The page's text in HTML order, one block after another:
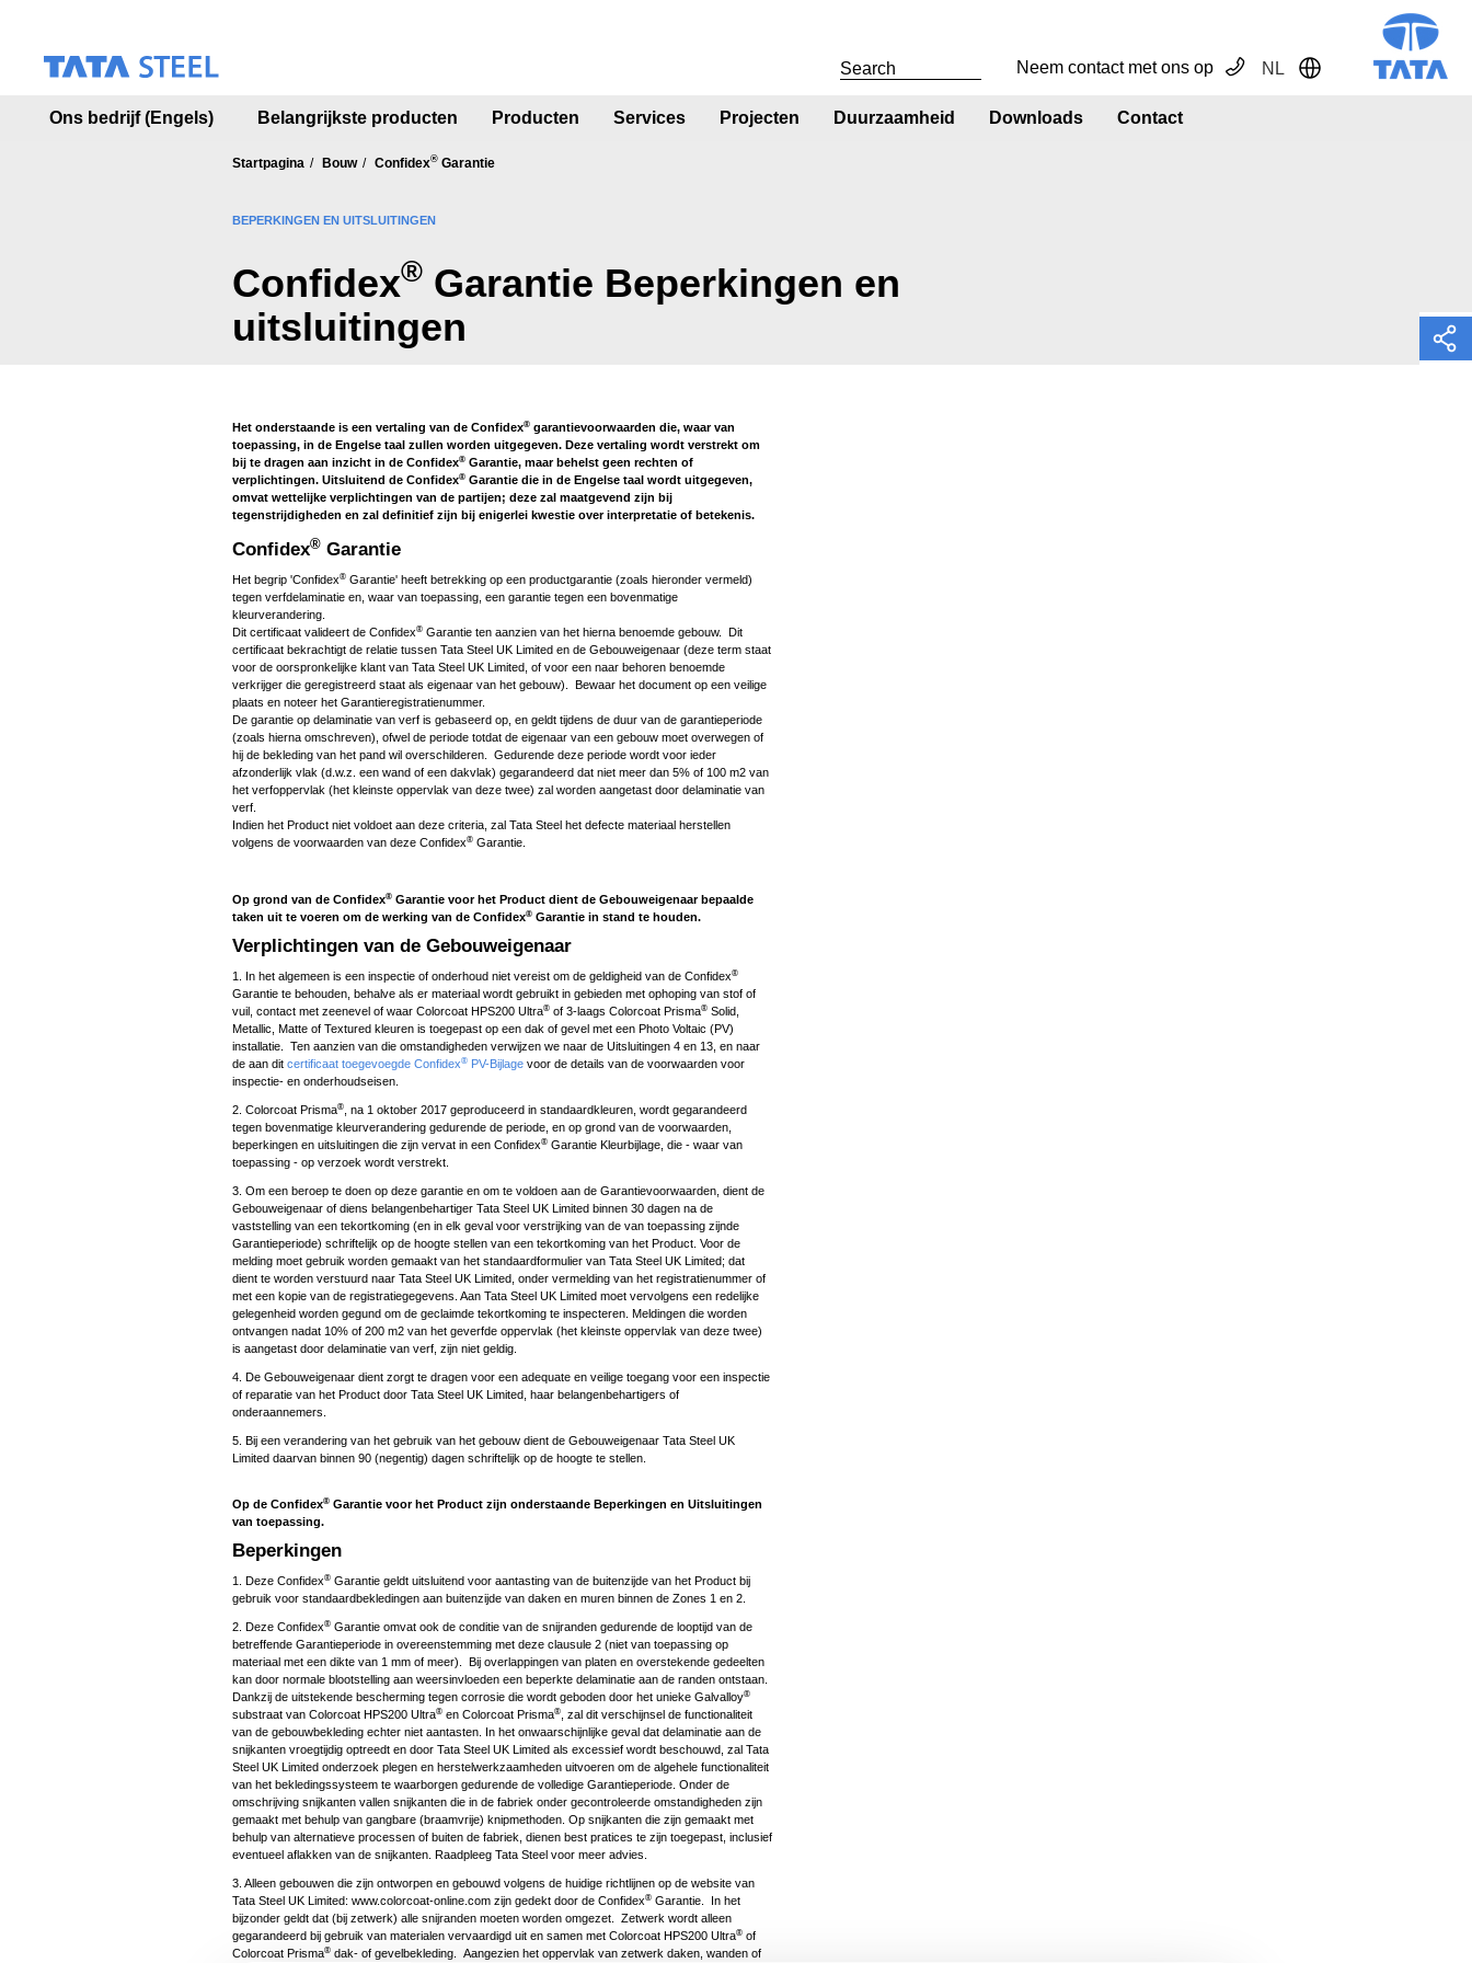
NL Toggle Dropdown
Neem contact met ons op
Ons bedrijf (Engels) Belangrijkste producten Producten Services Projecten Duurzaamheid Downloads Contact
Startpagina Bouw Confidex® Garantie
BEPERKINGEN EN UITSLUITINGEN
Confidex® Garantie Beperkingen en
uitsluitingen
Het onderstaande is een vertaling van de Confidex® garantievoorwaarden die, waar van
toepassing, in de Engelse taal zullen worden uitgegeven. Deze vertaling wordt verstrekt om
bij te dragen aan inzicht in de Confidex® Garantie, maar behelst geen rechten of
verplichtingen. Uitsluitend de Confidex® Garantie die in de Engelse taal wordt uitgegeven,
omvat wettelijke verplichtingen van de partijen; deze zal maatgevend zijn bij
tegenstrijdigheden en zal definitief zijn bij enigerlei kwestie over interpretatie of betekenis.
Confidex® Garantie
Het begrip 'Confidex® Garantie' heeft betrekking op een productgarantie (zoals hieronder vermeld)
tegen verfdelaminatie en, waar van toepassing, een garantie tegen een bovenmatige
kleurverandering.
Dit certificaat valideert de Confidex® Garantie ten aanzien van het hierna benoemde gebouw. Dit
certificaat bekrachtigt de relatie tussen Tata Steel UK Limited en de Gebouweigenaar (deze term staat
voor de oorspronkelijke klant van Tata Steel UK Limited, of voor een naar behoren benoemde
verkrijger die geregistreerd staat als eigenaar van het gebouw). Bewaar het document op een veilige
plaats en noteer het Garantieregistratienummer.
De garantie op delaminatie van verf is gebaseerd op, en geldt tijdens de duur van de garantieperiode
(zoals hierna omschreven), ofwel de periode totdat de eigenaar van een gebouw moet overwegen of
hij de bekleding van het pand wil overschilderen. Gedurende deze periode wordt voor ieder
afzonderlijk vlak (d.w.z. een wand of een dakvlak) gegarandeerd dat niet meer dan 5% of 100 m2 van
het verfoppervlak (het kleinste oppervlak van deze twee) zal worden aangetast door delaminatie van
verf.
Indien het Product niet voldoet aan deze criteria, zal Tata Steel het defecte materiaal herstellen
volgens de voorwaarden van deze Confidex® Garantie.
Op grond van de Confidex® Garantie voor het Product dient de Gebouweigenaar bepaalde
taken uit te voeren om de werking van de Confidex® Garantie in stand te houden.
Verplichtingen van de Gebouweigenaar
1. In het algemeen is een inspectie of onderhoud niet vereist om de geldigheid van de Confidex®
Garantie te behouden, behalve als er materiaal wordt gebruikt in gebieden met ophoping van stof of
vuil, contact met zeenevel of waar Colorcoat HPS200 Ultra® of 3-laags Colorcoat Prisma® Solid,
Metallic, Matte of Textured kleuren is toegepast op een dak of gevel met een Photo Voltaic (PV)
installatie. Ten aanzien van die omstandigheden verwijzen we naar de Uitsluitingen 4 en 13, en naar
de aan ditcertificaat toegevoegde Confidex® PV-Bijlage voor de details van de voorwaarden voor
inspectie- en onderhoudseisen.
2. Colorcoat Prisma® , na 1 oktober 2017 geproduceerd in standaardkleuren, wordt gegarandeerd
tegen bovenmatige kleurverandering gedurende de periode, en op grond van de voorwaarden,
beperkingen en uitsluitingen die zijn vervat in een Confidex® Garantie Kleurbijlage, die - waar van
toepassing - op verzoek wordt verstrekt.
3. Om een beroep te doen op deze garantie en om te voldoen aan de Garantievoorwaarden, dient de
Gebouweigenaar of diens belangenbehartiger Tata Steel UK Limited binnen 30 dagen na de
vaststelling van een tekortkoming (en in elk geval voor verstrijking van de van toepassing zijnde
Garantieperiode) schriftelijk op de hoogte stellen van een tekortkoming van het Product. Voor de
melding moet gebruik worden gemaakt van het standaardformulier van Tata Steel UK Limited; dat
dient te worden verstuurd naar Tata Steel UK Limited, onder vermelding van het registratienummer of
met een kopie van de registratiegegevens. Aan Tata Steel UK Limited moet vervolgens een redelijke
gelegenheid worden gegund om de geclaimde tekortkoming te inspecteren. Meldingen die worden
ontvangen nadat 10% of 200 m2 van het geverfde oppervlak (het kleinste oppervlak van deze twee)
is aangetast door delaminatie van verf, zijn niet geldig.
4. De Gebouweigenaar dient zorgt te dragen voor een adequate en veilige toegang voor een inspectie
of reparatie van het Product door Tata Steel UK Limited, haar belangenbehartigers of
onderaannemers.
5. Bij een verandering van het gebruik van het gebouw dient de Gebouweigenaar Tata Steel UK
Limited daarvan binnen 90 (negentig) dagen schriftelijk op de hoogte te stellen.
Op de Confidex® Garantie voor het Product zijn onderstaande Beperkingen en Uitsluitingen
van toepassing.
Beperkingen
1. Deze Confidex® Garantie geldt uitsluitend voor aantasting van de buitenzijde van het Product bij
gebruik voor standaardbekledingen aan buitenzijde van daken en muren binnen de Zones 1 en 2.
2. Deze Confidex® Garantie omvat ook de conditie van de snijranden gedurende de looptijd van de
betreffende Garantieperiode in overeenstemming met deze clausule 2 (niet van toepassing op
materiaal met een dikte van 1 mm of meer). Bij overlappingen van platen en overstekende gedeelten
kan door normale blootstelling aan weersinvloeden een beperkte delaminatie aan de randen ontstaan.
Dankzij de uitstekende bescherming tegen corrosie die wordt geboden door het unieke Galvalloy®
substraat van Colorcoat HPS200 Ultra® en Colorcoat Prisma® , zal dit verschijnsel de functionaliteit
van de gebouwbekleding echter niet aantasten. In het onwaarschijnlijke geval dat delaminatie aan de
snijkanten vroegtijdig optreedt en door Tata Steel UK Limited als excessief wordt beschouwd, zal Tata
Steel UK Limited onderzoek plegen en herstelwerkzaamheden uitvoeren om de algehele functionaliteit
van het bekledingssysteem te waarborgen gedurende de volledige Garantieperiode. Onder de
omschrijving snijkanten vallen snijkanten die in de fabriek onder gecontroleerde omstandigheden zijn
gemaakt met behulp van gangbare (braamvrije) knipmethoden. Op snijkanten die zijn gemaakt met
behulp van alternatieve processen of buiten de fabriek, dienen best pratices te zijn toegepast, inclusief
eventueel aflakken van de snijkanten. Raadpleeg Tata Steel voor meer advies.
3. Alleen gebouwen die zijn ontworpen en gebouwd volgens de huidige richtlijnen op de website van
Tata Steel UK Limited: www.colorcoat-online.com zijn gedekt door de Confidex® Garantie. In het
bijzonder geldt dat (bij zetwerk) alle snijranden moeten worden omgezet. Zetwerk wordt alleen
gegarandeerd bij gebruik van materialen vervaardigd uit en samen met Colorcoat HPS200 Ultra® of
Colorcoat Prisma® dak- of gevelbekleding. Aangezien het oppervlak van zetwerk daken, wanden of